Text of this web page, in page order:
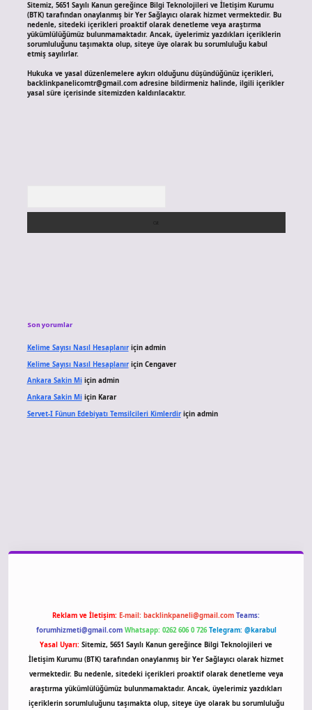
Sitemiz, 5651 Sayılı Kanun gereğince Bilgi Teknolojileri ve İletişim Kurumu
(BTK) tarafından onaylanmış bir Yer Sağlayıcı olarak hizmet vermektedir. Bu
nedenle, sitedeki içerikleri proaktif olarak denetleme veya araştırma
yükümlülüğümüz bulunmamaktadır. Ancak, üyelerimiz yazdıkları içeriklerin
sorumluluğunu taşımakta olup, siteye üye olarak bu sorumluluğu kabul
etmiş sayılırlar.
Hukuka ve yasal düzenlemelere aykırı olduğunu düşündüğünüz içerikleri,
backlinkpanelicomtr@gmail.comadresine bildirmeniz halinde, ilgili içerikler
yasal süre içerisinde sitemizden kaldırılacaktır.
Son yorumlar
Kelime Sayısı Nasıl Hesaplanıriçin admin
Kelime Sayısı Nasıl Hesaplanıriçin Cengaver
Ankara Sakin Miiçin admin
Ankara Sakin Miiçin Karar
Servet-I Fünun Edebiyatı Temsilcileri Kimlerdiriçin admin
Reklam ve İletişim: E-mail: backlinkpaneli@gmail.com Teams:
forumhizmeti@gmail.com Whatsapp: 0262 606 0 726 Telegram: @karabul
Yasal Uyarı: Sitemiz, 5651 Sayılı Kanun gereğince Bilgi Teknolojileri ve
İletişim Kurumu (BTK) tarafından onaylanmış bir Yer Sağlayıcı olarak hizmet
vermektedir. Bu nedenle, sitedeki içerikleri proaktif olarak denetleme veya
araştırma yükümlülüğümüz bulunmamaktadır. Ancak, üyelerimiz yazdıkları
içeriklerin sorumluluğunu taşımakta olup, siteye üye olarak bu sorumluluğu